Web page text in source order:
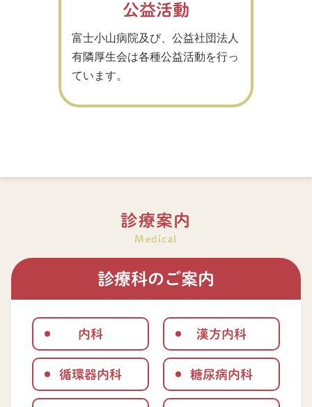
公益活動
富士小山病院及び、公益社団法人
有隣厚生会は各種公益活動を行っ
ています。
診療案内
Medical
診療科のご案内
内科 漢方内科
循環器内科 糖尿病内科